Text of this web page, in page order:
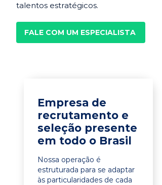
talentos estratégicos.
FALE COM UM ESPECIALISTA
Empresa de
recrutamento e
seleção presente
em todo o Brasil
Nossa operação é
estruturada para se adaptar
às particularidades de cada